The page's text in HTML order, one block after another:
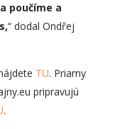
poučíme a
“ dodal Ondřej
TU. Priamy
pripravujú
.